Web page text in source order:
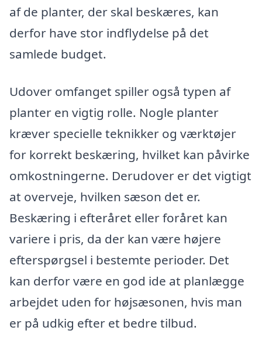
af de planter, der skal beskæres, kan
derfor have stor indflydelse på det
samlede budget.
Udover omfanget spiller også typen af
planter en vigtig rolle. Nogle planter
kræver specielle teknikker og værktøjer
for korrekt beskæring, hvilket kan påvirke
omkostningerne. Derudover er det vigtigt
at overveje, hvilken sæson det er.
Beskæring i efteråret eller foråret kan
variere i pris, da der kan være højere
efterspørgsel i bestemte perioder. Det
kan derfor være en god ide at planlægge
arbejdet uden for højsæsonen, hvis man
er på udkig efter et bedre tilbud.